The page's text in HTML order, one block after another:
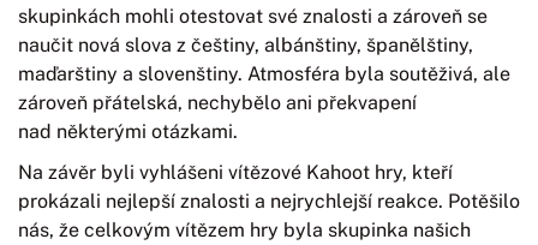
skupinkách mohli otestovat své znalosti a zároveň se
naučit nová slova z češtiny, albánštiny, španělštiny,
maďarštiny a slovenštiny. Atmosféra byla soutěživá, ale
zároveň přátelská, nechybělo ani překvapení
nad některými otázkami.
Na závěr byli vyhlášeni vítězové Kahoot hry, kteří
prokázali nejlepší znalosti a nejrychlejší reakce. Potěšilo
nás, že celkovým vítězem hry byla skupinka našich